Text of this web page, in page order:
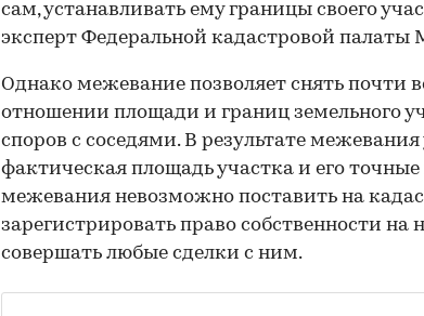
сам, устанавливать ему границы своего
эксперт Федеральной кадастровой палаты
Однако межевание позволяет снять почти
отношении площади и границ земельного
споров с соседями. В результате
фактическая площадь участка и его
межевания невозможно поставить на
зарегистрировать право собственности на
совершать любые сделки с ним.